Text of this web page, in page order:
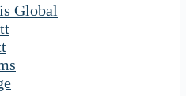
Global